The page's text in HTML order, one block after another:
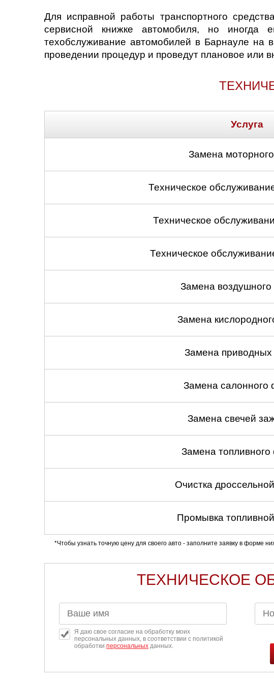
Для исправной работы транспортного
сервисной книжке автомобиля, но
техобслуживание автомобилей в Барнауле
проведении процедур и проведут плановое или
Услуга
Замена
Техническое
Техническое
Техническое
Замена
Замена
Замена
Замена салонного
Замена свечей
Замена топливного
Очистка
Промывка
*Чтобы узнать точную цену для своего авто - заполните заявку в форме
ТЕХНИЧЕСКОЕ
Я даю свое согласие на обработку моих
персональных данных, в соответствии с политикой
обработки персональных данных.